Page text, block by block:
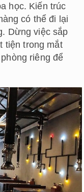
học. Kiến trúc
có thể đi lại
Dừng việc sắp
tiện trong mắt
riêng để